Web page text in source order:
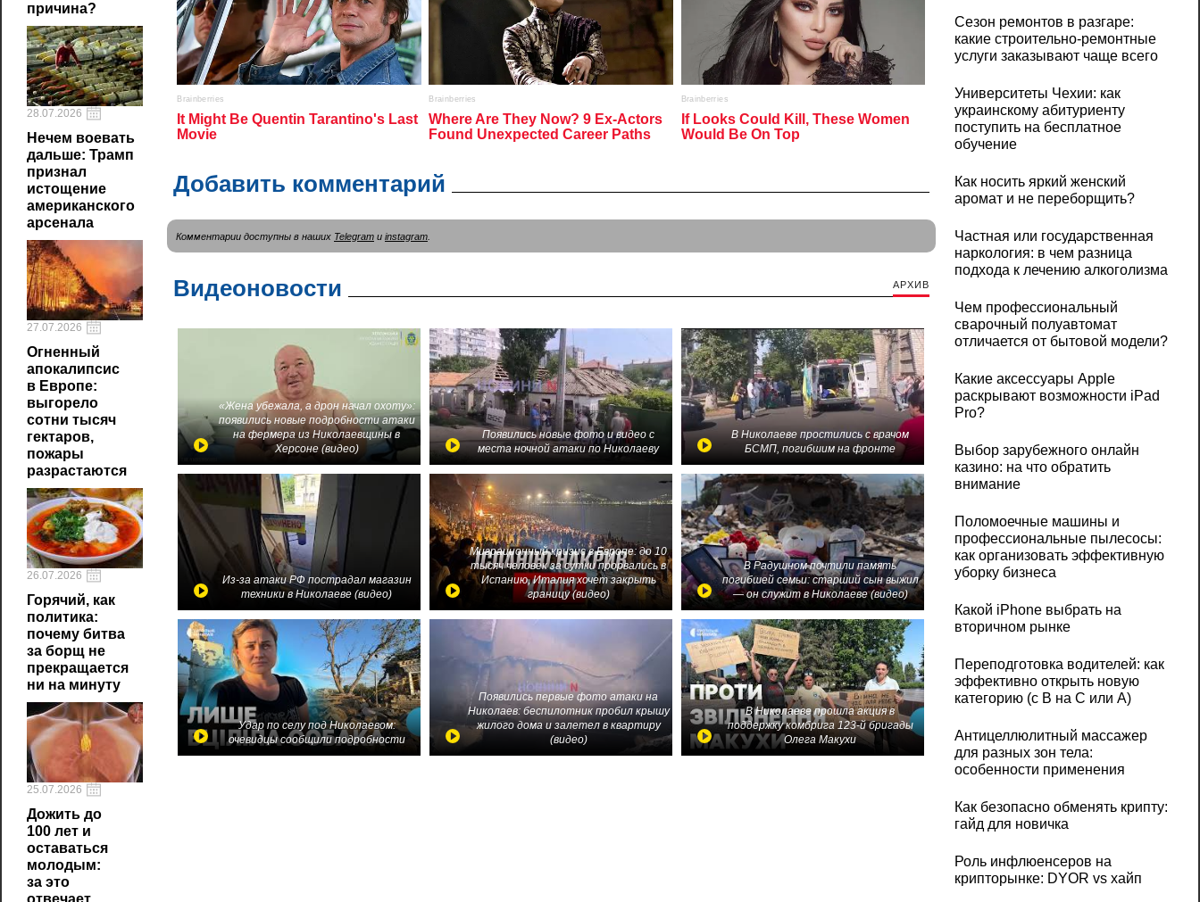
причина?
28.07.2026
Нечем воевать
дальше: Трамп
признал
истощение
американского
арсенала
27.07.2026
Огненный
апокалипсис
в Европе:
выгорело
сотни тысяч
гектаров,
пожары
разрастаются
26.07.2026
Горячий, как
политика:
почему битва
за борщ не
прекращается
ни на минуту
25.07.2026
Дожить до
100 лет и
оставаться
молодым:
за это
отвечает
Добавить комментарий
Комментарии доступны в наших Telegram и instagram
Видеоновости АРХИВ
«Жена убежала, а дрон начал охоту»:
появились новые подробности атаки
на фермера из Николаевщины в
Херсоне (видео)
Появились новые фото и видео с
места ночной атаки по Николаеву
В Николаеве простились с врачом
БСМП, погибшим на фронте
Из-за атаки РФ пострадал магазин
техники в Николаеве (видео)
Миграционный кризис в Европе: до 10
тысяч человек за сутки прорвались в
Испанию, Италия хочет закрыть
границу (видео)
В Радушном почтили память
погибшей семьи: старший сын выжил
— он служит в Николаеве (видео)
Удар по селу под Николаевом:
очевидцы сообщили подробности
Появились первые фото атаки на
Николаев: беспилотник пробил крышу
жилого дома и залетел в квартиру
(видео)
В Николаеве прошла акция в
поддержку комбрига 123-й бригады
Олега Макухи
Сезон ремонтов в разгаре:
какие строительно-ремонтные
услуги заказывают чаще всего
Университеты Чехии: как
украинскому абитуриенту
поступить на бесплатное
обучение
Как носить яркий женский
аромат и не переборщить?
Частная или государственная
наркология: в чем разница
подхода к лечению алкоголизма
Чем профессиональный
сварочный полуавтомат
отличается от бытовой модели?
Какие аксессуары Apple
раскрывают возможности iPad
Pro?
Выбор зарубежного онлайн
казино: на что обратить
внимание
Поломоечные машины и
профессиональные пылесосы:
как организовать эффективную
уборку бизнеса
Какой iPhone выбрать на
вторичном рынке
Переподготовка водителей: как
эффективно открыть новую
категорию (с B на C или А)
Антицеллюлитный массажер
для разных зон тела:
особенности применения
Как безопасно обменять крипту:
гайд для новичка
Роль инфлюенсеров на
крипторынке: DYOR vs хайп